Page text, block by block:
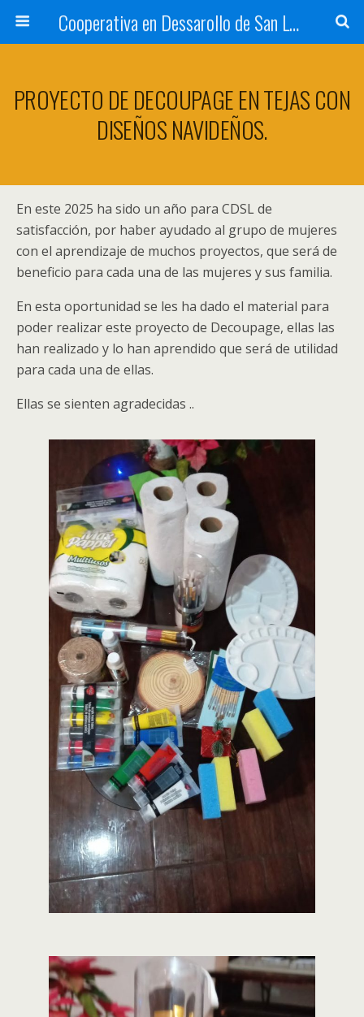
Cooperativa en Dessarollo de San Luis
PROYECTO DE DECOUPAGE EN TEJAS CON
DISEÑOS NAVIDEÑOS.
En este 2025 ha sido un año para CDSL de
satisfacción, por haber ayudado al grupo de mujeres
con el aprendizaje de muchos proyectos, que será de
beneficio para cada una de las mujeres y sus familia.
En esta oportunidad se les ha dado el material para
poder realizar este proyecto de Decoupage, ellas las
han realizado y lo han aprendido que será de utilidad
para cada una de ellas.
Ellas se sienten agradecidas ..